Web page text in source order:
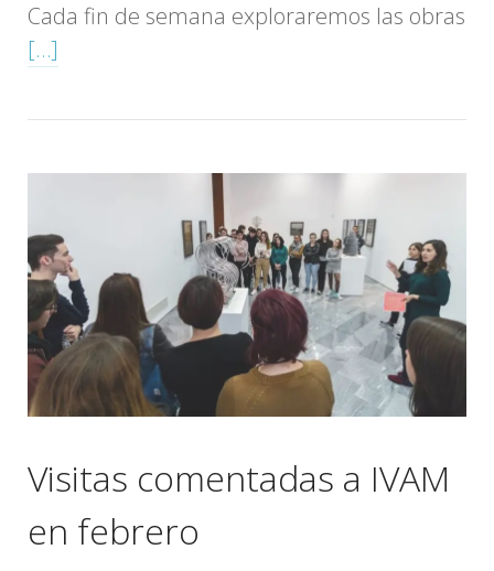
Cada fin de semana exploraremos las obras
[…]
Visitas comentadas a IVAM
en febrero